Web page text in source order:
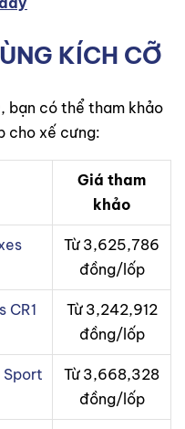
KÍCH CỠ
bạn có thể tham khảo
cho xế cưng:
Giá tham
khảo
Từ 3,625,786
đồng/lốp
CR1
Từ 3,242,912
đồng/lốp
Sport
Từ 3,668,328
đồng/lốp